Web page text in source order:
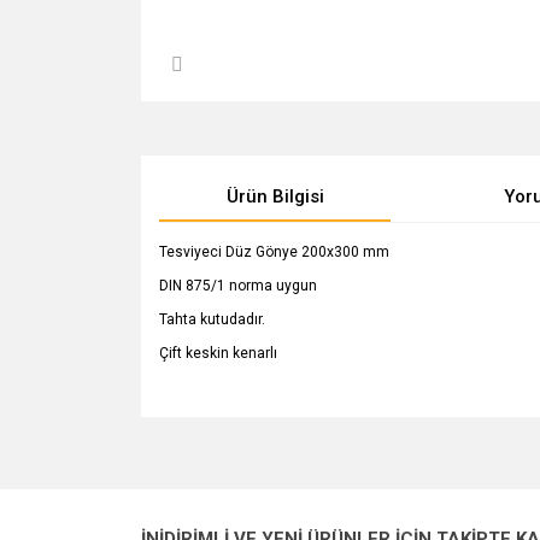
Ürün Bilgisi
Tesviyeci Düz Gönye 200x300 mm
DIN 875/1 norma uygun
Tahta kutudadır.
Çift keskin kenarlı